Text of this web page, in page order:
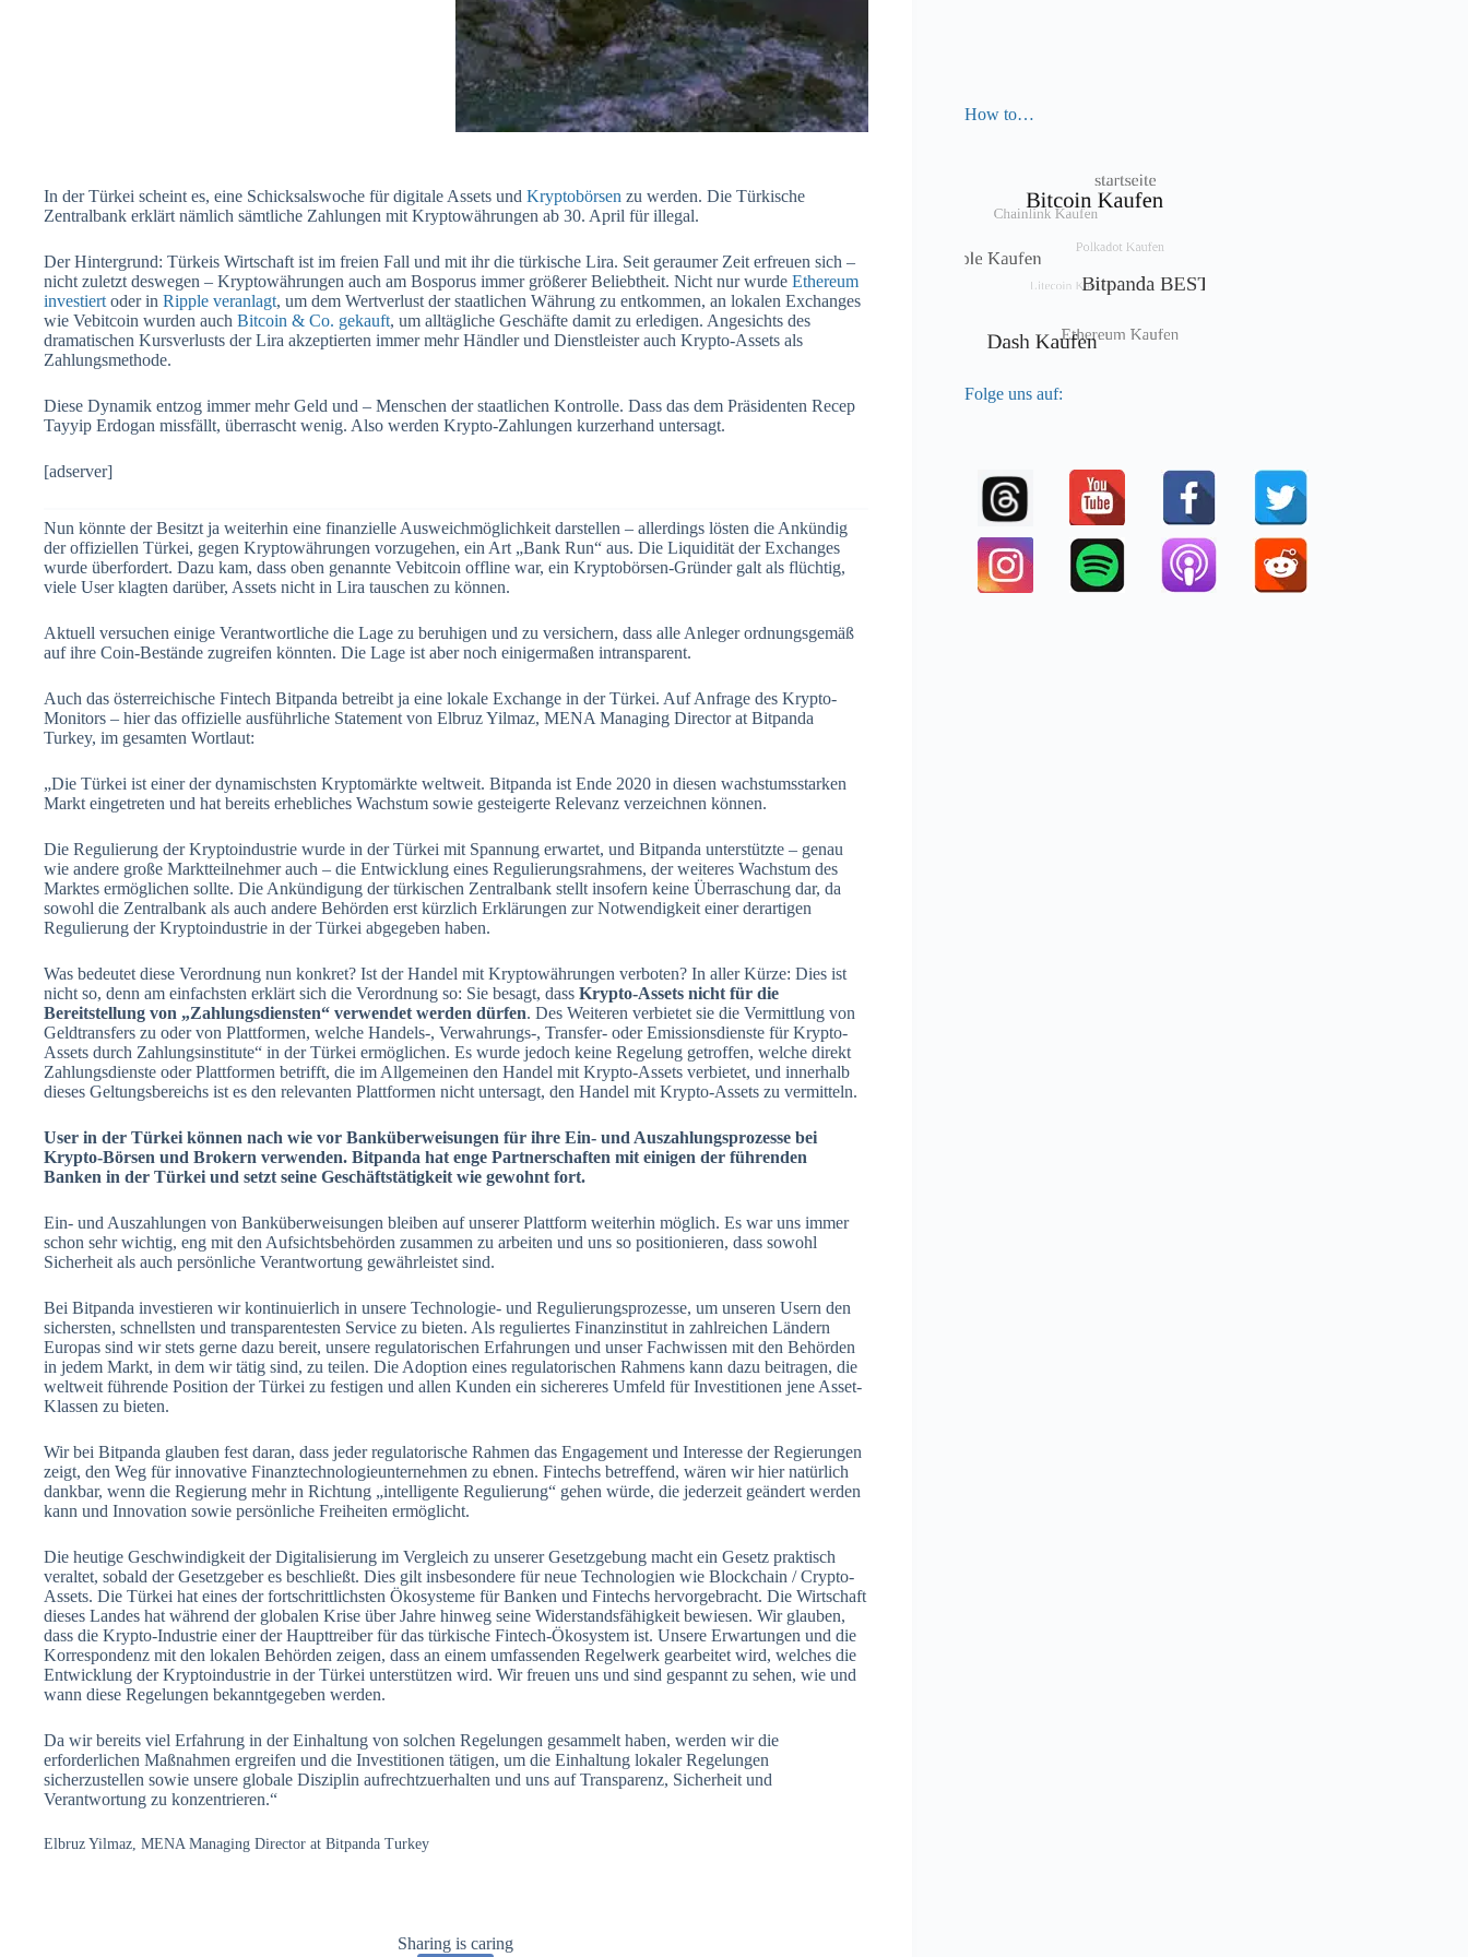
In der Türkei scheint es, eine Schicksalswoche für digitale Assets und Kryptobörsen zu werden. Die Türkische
Zentralbank erklärt nämlich sämtliche Zahlungen mit Kryptowährungen ab 30. April für illegal.
Der Hintergrund: Türkeis Wirtschaft ist im freien Fall und mit ihr die türkische Lira. Seit geraumer Zeit erfreuen sich –
nicht zuletzt deswegen – Kryptowährungen auch am Bosporus immer größerer Beliebtheit. Nicht nur wurde Ethereum
investiert oder in Ripple veranlagt, um dem Wertverlust der staatlichen Währung zu entkommen, an lokalen Exchanges
wie Vebitcoin wurden auch Bitcoin & Co. gekauft, um alltägliche Geschäfte damit zu erledigen. Angesichts des
dramatischen Kursverlusts der Lira akzeptierten immer mehr Händler und Dienstleister auch Krypto-Assets als
Zahlungsmethode.
Diese Dynamik entzog immer mehr Geld und – Menschen der staatlichen Kontrolle. Dass das dem Präsidenten Recep
Tayyip Erdogan missfällt, überrascht wenig. Also werden Krypto-Zahlungen kurzerhand untersagt.
[adserver]
Nun könnte der Besitzt ja weiterhin eine finanzielle Ausweichmöglichkeit darstellen – allerdings lösten die Ankündig
der offiziellen Türkei, gegen Kryptowährungen vorzugehen, ein Art „Bank Run“ aus. Die Liquidität der Exchanges
wurde überfordert. Dazu kam, dass oben genannte Vebitcoin offline war, ein Kryptobörsen-Gründer galt als flüchtig,
viele User klagten darüber, Assets nicht in Lira tauschen zu können.
Aktuell versuchen einige Verantwortliche die Lage zu beruhigen und zu versichern, dass alle Anleger ordnungsgemäß
auf ihre Coin-Bestände zugreifen könnten. Die Lage ist aber noch einigermaßen intransparent.
Auch das österreichische Fintech Bitpanda betreibt ja eine lokale Exchange in der Türkei. Auf Anfrage des Krypto-
Monitors – hier das offizielle ausführliche Statement von Elbruz Yilmaz, MENA Managing Director at Bitpanda
Turkey, im gesamten Wortlaut:
„Die Türkei ist einer der dynamischsten Kryptomärkte weltweit. Bitpanda ist Ende 2020 in diesen wachstumsstarken
Markt eingetreten und hat bereits erhebliches Wachstum sowie gesteigerte Relevanz verzeichnen können.
Die Regulierung der Kryptoindustrie wurde in der Türkei mit Spannung erwartet, und Bitpanda unterstützte – genau
wie andere große Marktteilnehmer auch – die Entwicklung eines Regulierungsrahmens, der weiteres Wachstum des
Marktes ermöglichen sollte. Die Ankündigung der türkischen Zentralbank stellt insofern keine Überraschung dar, da
sowohl die Zentralbank als auch andere Behörden erst kürzlich Erklärungen zur Notwendigkeit einer derartigen
Regulierung der Kryptoindustrie in der Türkei abgegeben haben.
Was bedeutet diese Verordnung nun konkret? Ist der Handel mit Kryptowährungen verboten? In aller Kürze: Dies ist
nicht so, denn am einfachsten erklärt sich die Verordnung so: Sie besagt, dass Krypto-Assets nicht für die
Bereitstellung von „Zahlungsdiensten“ verwendet werden dürfen. Des Weiteren verbietet sie die Vermittlung von
Geldtransfers zu oder von Plattformen, welche Handels-, Verwahrungs-, Transfer- oder Emissionsdienste für Krypto-
Assets durch Zahlungsinstitute“ in der Türkei ermöglichen. Es wurde jedoch keine Regelung getroffen, welche direkt
Zahlungsdienste oder Plattformen betrifft, die im Allgemeinen den Handel mit Krypto-Assets verbietet, und innerhalb
dieses Geltungsbereichs ist es den relevanten Plattformen nicht untersagt, den Handel mit Krypto-Assets zu vermitteln.
User in der Türkei können nach wie vor Banküberweisungen für ihre Ein- und Auszahlungsprozesse bei
Krypto-Börsen und Brokern verwenden. Bitpanda hat enge Partnerschaften mit einigen der führenden
Banken in der Türkei und setzt seine Geschäftstätigkeit wie gewohnt fort.
Ein- und Auszahlungen von Banküberweisungen bleiben auf unserer Plattform weiterhin möglich. Es war uns immer
schon sehr wichtig, eng mit den Aufsichtsbehörden zusammen zu arbeiten und uns so positionieren, dass sowohl
Sicherheit als auch persönliche Verantwortung gewährleistet sind.
Bei Bitpanda investieren wir kontinuierlich in unsere Technologie- und Regulierungsprozesse, um unseren Usern den
sichersten, schnellsten und transparentesten Service zu bieten. Als reguliertes Finanzinstitut in zahlreichen Ländern
Europas sind wir stets gerne dazu bereit, unsere regulatorischen Erfahrungen und unser Fachwissen mit den Behörden
in jedem Markt, in dem wir tätig sind, zu teilen. Die Adoption eines regulatorischen Rahmens kann dazu beitragen, die
weltweit führende Position der Türkei zu festigen und allen Kunden ein sichereres Umfeld für Investitionen jene Asset-
Klassen zu bieten.
Wir bei Bitpanda glauben fest daran, dass jeder regulatorische Rahmen das Engagement und Interesse der Regierungen
zeigt, den Weg für innovative Finanztechnologieunternehmen zu ebnen. Fintechs betreffend, wären wir hier natürlich
dankbar, wenn die Regierung mehr in Richtung „intelligente Regulierung“ gehen würde, die jederzeit geändert werden
kann und Innovation sowie persönliche Freiheiten ermöglicht.
Die heutige Geschwindigkeit der Digitalisierung im Vergleich zu unserer Gesetzgebung macht ein Gesetz praktisch
veraltet, sobald der Gesetzgeber es beschließt. Dies gilt insbesondere für neue Technologien wie Blockchain / Crypto-
Assets. Die Türkei hat eines der fortschrittlichsten Ökosysteme für Banken und Fintechs hervorgebracht. Die Wirtschaft
dieses Landes hat während der globalen Krise über Jahre hinweg seine Widerstandsfähigkeit bewiesen. Wir glauben,
dass die Krypto-Industrie einer der Haupttreiber für das türkische Fintech-Ökosystem ist. Unsere Erwartungen und die
Korrespondenz mit den lokalen Behörden zeigen, dass an einem umfassenden Regelwerk gearbeitet wird, welches die
Entwicklung der Kryptoindustrie in der Türkei unterstützen wird. Wir freuen uns und sind gespannt zu sehen, wie und
wann diese Regelungen bekanntgegeben werden.
Da wir bereits viel Erfahrung in der Einhaltung von solchen Regelungen gesammelt haben, werden wir die
erforderlichen Maßnahmen ergreifen und die Investitionen tätigen, um die Einhaltung lokaler Regelungen
sicherzustellen sowie unsere globale Disziplin aufrechtzuerhalten und uns auf Transparenz, Sicherheit und
Verantwortung zu konzentrieren.“
Elbruz Yilmaz, MENA Managing Director at Bitpanda Turkey
Sharing is caring
How to…
Folge uns auf: